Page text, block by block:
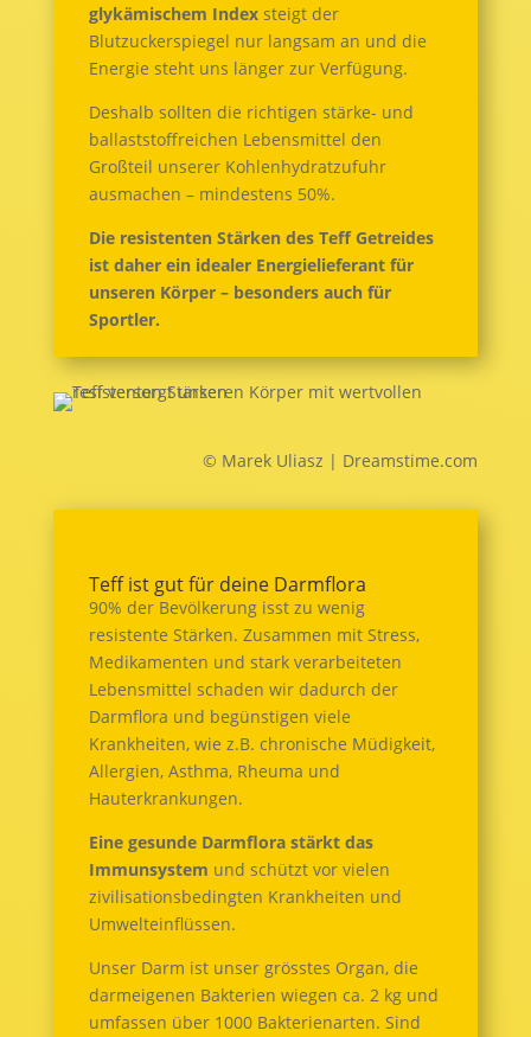
glykämischem Indexsteigt der
Blutzuckerspiegel nur langsam an und die
Energie steht uns länger zur Verfügung.
Deshalb sollten die richtigen stärke- und
ballaststoffreichen Lebensmittel den
Großteil unserer Kohlenhydratzufuhr
ausmachen – mindestens 50%.
Die resistenten Stärken des Teff Getreides
ist daher ein idealer Energielieferant für
unseren Körper – besonders auch für
Sportler.
© Marek Uliasz | Dreamstime.com
Teff ist gut für deine Darmflora
90% der Bevölkerung isst zu wenig
resistente Stärken. Zusammen mit Stress,
Medikamenten und stark verarbeiteten
Lebensmittel schaden wir dadurch der
Darmflora und begünstigen viele
Krankheiten, wie z.B. chronische Müdigkeit,
Allergien, Asthma, Rheuma und
Hauterkrankungen.
Eine gesunde Darmflora stärkt das
Immunsystem und schützt vor vielen
zivilisationsbedingten Krankheiten und
Umwelteinflüssen.
Unser Darm ist unser grösstes Organ, die
darmeigenen Bakterien wiegen ca. 2 kg und
umfassen über 1000 Bakterienarten. Sind